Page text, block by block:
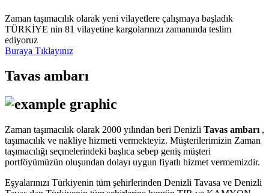
Zaman taşımacılık olarak yeni vilayetlere çalışmaya başladık
TÜRKİYE nin 81 vilayetine kargolarınızı zamanında teslim
ediyoruz
Buraya Tıklayınız
Tavas ambarı
Zaman taşımacılık olarak 2000 yılından beri Denizli Tavas ambarı ,
taşımacılık ve nakliye hizmeti vermekteyiz. Müşterilerimizin Zaman
taşımacılığı seçmelerindeki başlıca sebep geniş müşteri
portföyümüzün oluşundan dolayı uygun fiyatlı hizmet vermemizdir.
Eşyalarınızı Türkiyenin tüm şehirlerinden Denizli Tavasa ve Denizli